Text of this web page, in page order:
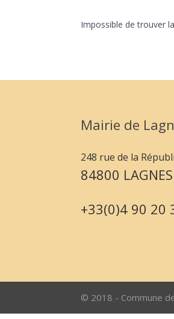
Impossible de trouver
Mairie de
248 rue de la
84800 LAGNES
+33(0)4 90 20
© 2018 - Commune